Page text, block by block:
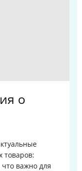
о
товаров:
важно для